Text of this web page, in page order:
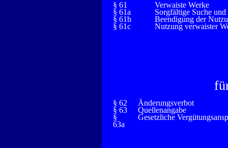
§ 61
Verwaiste Werke
§ 61a
Sorgfältige Suche
§ 61b
Beendigung der
§ 61c
Nutzung verwaister
§ 62
Änderungsverbot
§ 63
Quellenangabe
§
63a
Gesetzliche